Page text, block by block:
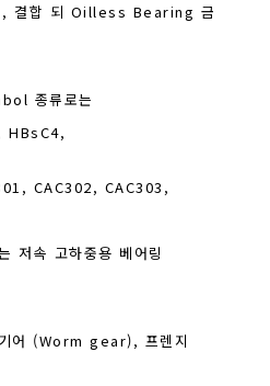
결합 되 Oilless Bearing 금
종류로는
HBsC4,
CAC302, CAC303,
저속 고하중용 베어링
어 (Worm gear), 프렌지